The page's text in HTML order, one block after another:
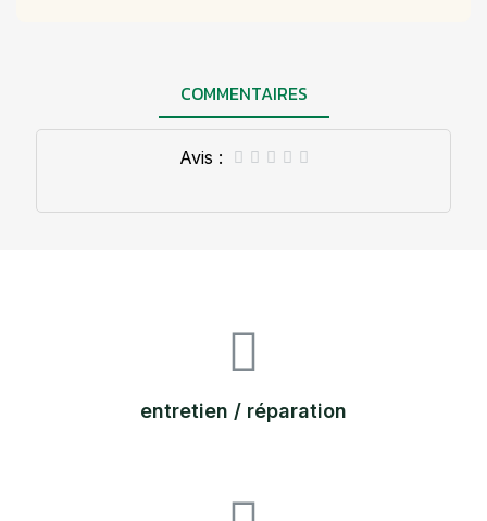
COMMENTAIRES
Avis :     
entretien / réparation